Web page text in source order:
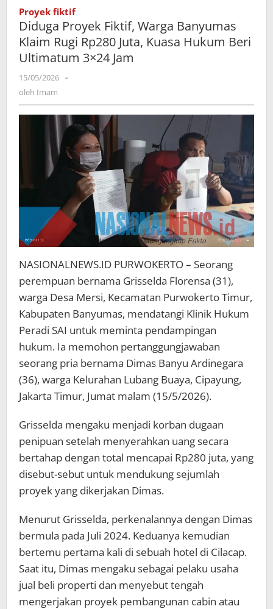
Warga
Banyumas
Klaim
Rugi
Hukum
Ultimatum
3x24
Jam
Proyek fiktif
Diduga Proyek Fiktif, Warga Banyumas
Klaim Rugi Rp280 Juta, Kuasa Hukum Beri
Ultimatum 3×24 Jam
15/05/2026 oleh
-
oleh Imam
NASIONALNEWS.ID PURWOKERTO – Seorang
perempuan bernama Grisselda Florensa (31),
warga Desa Mersi, Kecamatan Purwokerto Timur,
Kabupaten Banyumas, mendatangi Klinik Hukum
Peradi SAI untuk meminta pendampingan
hukum. Ia memohon pertanggungjawaban
seorang pria bernama Dimas Banyu Ardinegara
(36), warga Kelurahan Lubang Buaya, Cipayung,
Jakarta Timur, Jumat malam (15/5/2026).
Grisselda mengaku menjadi korban dugaan
penipuan setelah menyerahkan uang secara
bertahap dengan total mencapai Rp280 juta, yang
disebut-sebut untuk mendukung sejumlah
proyek yang dikerjakan Dimas.
Menurut Grisselda, perkenalannya dengan Dimas
bermula pada Juli 2024. Keduanya kemudian
bertemu pertama kali di sebuah hotel di Cilacap.
Saat itu, Dimas mengaku sebagai pelaku usaha
jual beli properti dan menyebut tengah
mengerjakan proyek pembangunan cabin atau